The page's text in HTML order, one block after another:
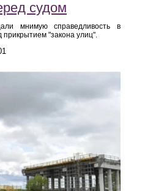
судом
мнимую справедливость в
"закона улиц".